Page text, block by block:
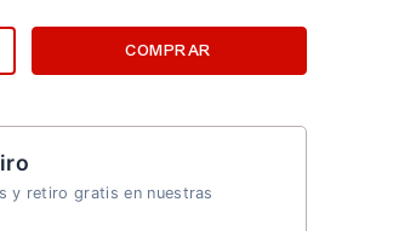
COMPRAR
y retiro gratis en nuestras